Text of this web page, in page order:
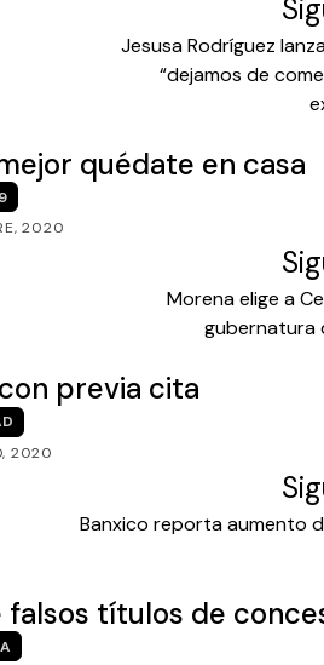
Jesusa Rodríguez
“dejamos de
quédate en casa
2020
Morena elige a
gubernatura
previa cita
2020
Banxico reporta aumento
títulos de